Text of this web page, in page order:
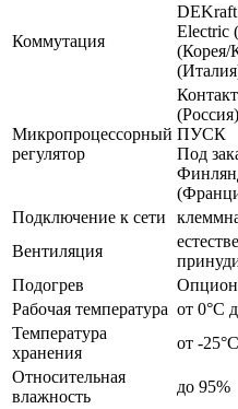
Коммутация
DEKraft
Electric
Микропроцессорный
регулятор
ПУСК
Под
Подключение к сети
Вентиляция
Подогрев
Рабочая температура от 0°C
Температура
хранения
от -
Относительная
влажность
до 95%